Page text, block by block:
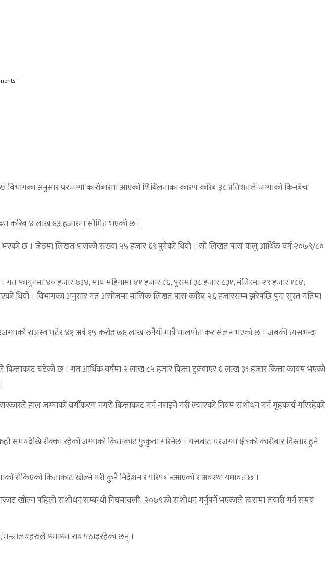
अनुसार घरजग्गा कारोबारमा आएको शिथिलताका कारण करिब ३८ प्रतिशतले जग्गाको किनबेच
करिब ४ लाख ६३ हजारमा सीमित भएको छ ।
भएको छ । जेठमा लिखत पासको संख्या ५५ हजार ६९ पुगेको थियो । सो लिखत पास चालु आर्थिक वर्ष २०७९/८०
फागुनमा ४० हजार ७३४, माघ महिनामा ४१ हजार ८६, पुसमा ३८ हजार ८३१, मंसिरमा २९ हजार १८४,
थियो । विभागका अनुसार गत असोजमा मासिक लिखत पास करिब २६ हजारसम्म झरेपछि पुनः सुस्त गतिमा
राजस्व घटेर ४१ अर्ब १५ करोड ७६ लाख रुपैयाँ मात्रै मालपोत कर संलन भएको छ । जबकी त्यसभन्दा
घटेको छ । गत आर्थिक वर्षमा २ लाख ८५ हजार कित्ता टुक्र्याएर ६ लाख ३९ हजार कित्ता कायम भएको
हाल जग्गाको वर्गीकरण नगरी कित्ताकाट गर्न नपाइने गरी ल्याएको नियम संशोधन गर्न गृहकार्य गरिरहेको
रोक्का रहेको जग्गाको कित्ताकाट फुकुवा गरिनेछ । यसबाट घरजग्गा क्षेत्रको कारोबार विस्तार हुने
कित्ताकाट खोल्ने गरी कुनै निर्देशन र परिपत्र नआएको र अवस्था यथावत छ ।
खोल्न पहिलो संशोधन सम्बन्धी नियमावली–२०७९को संशोधन गर्नुपर्ने भएकाले त्यसमा तयारी गर्न समय
धमाधम राय पठाइरहेका छन् ।